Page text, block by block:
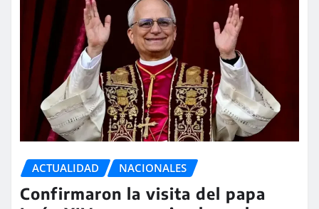
ACTUALIDAD NACIONALES
Confirmaron la visita del papa